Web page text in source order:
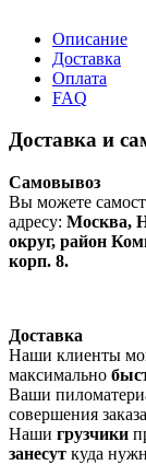
Описание
Доставка
Оплата
FAQ
Доставка и
Самовывоз
Вы можете
адресу: Москва,
округ, район
корп. 8.
Доставка
Наши клиенты
максимально
Ваши
совершения
Наши грузчики
занесут куда